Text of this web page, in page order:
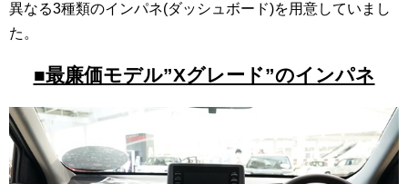
異なる3種類のインパネ(ダッシュボード)を用意していまし
た。
■最廉価モデル”Xグレード”のインパネ